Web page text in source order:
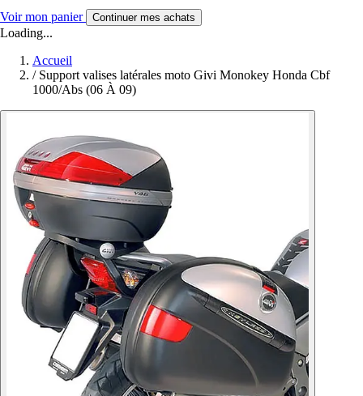
Voir mon panier Continuer mes achats
Loading...
Accueil
/ Support valises latérales moto Givi Monokey Honda Cbf
1000/Abs (06 À 09)